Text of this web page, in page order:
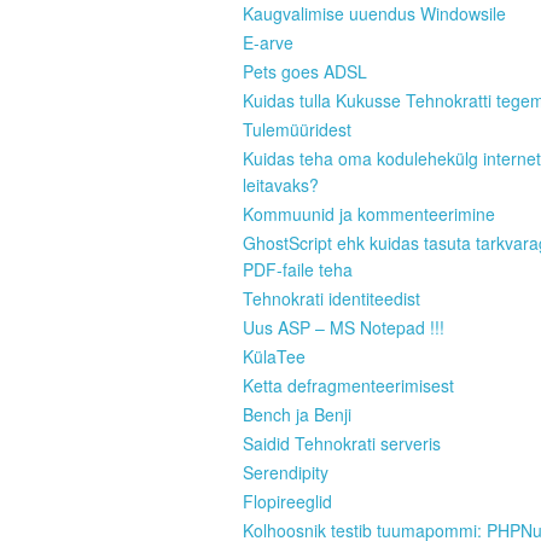
Kaugvalimise uuendus Windowsile
E-arve
Pets goes ADSL
Kuidas tulla Kukusse Tehnokratti
Tulemüüridest
Kuidas teha oma kodulehekülg
leitavaks?
Kommuunid ja kommenteerimine
GhostScript ehk kuidas tasuta
PDF-faile teha
Tehnokrati identiteedist
Uus ASP – MS Notepad !!!
KülaTee
Ketta defragmenteerimisest
Bench ja Benji
Saidid Tehnokrati serveris
Serendipity
Flopireeglid
Kolhoosnik testib tuumapommi: